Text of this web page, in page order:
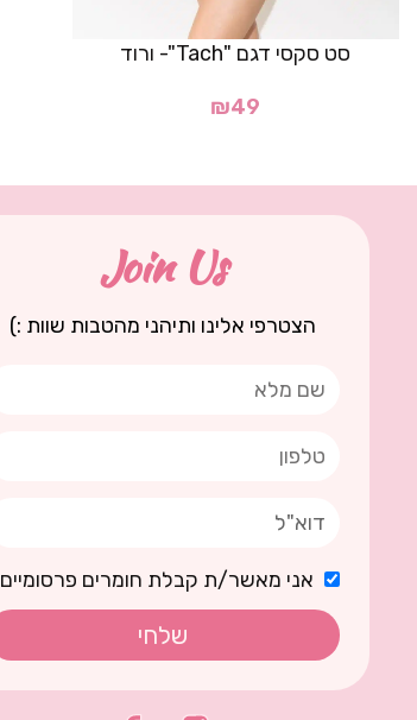
סט סקסי דגם "Tach"- ורוד
₪49
Join Us
הצטרפי אלינו ותיהני מהטבות שוות :)
אני מאשר/ת קבלת חומרים פרסומיים
שלחי